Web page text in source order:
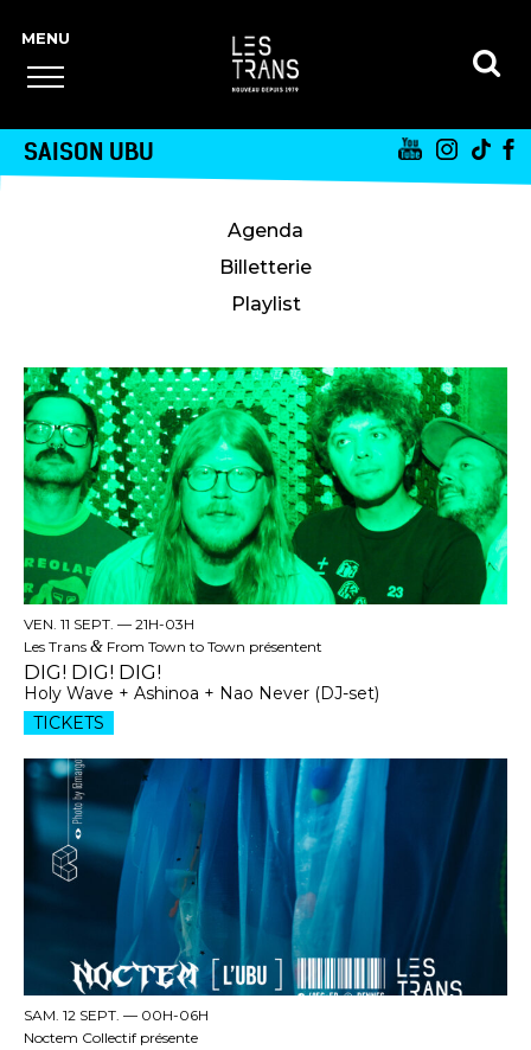
SAISON UBU
Agenda
Billetterie
Playlist
VEN. 11 SEPT. — 21H-03H
Les Trans & From Town to Town présentent
DIG! DIG! DIG!
Holy Wave + Ashinoa + Nao Never (DJ-set)
TICKETS
SAM. 12 SEPT. — 00H-06H
Noctem Collectif présente